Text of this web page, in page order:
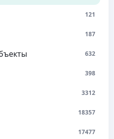
121
187
632
398
3312
18357
17477